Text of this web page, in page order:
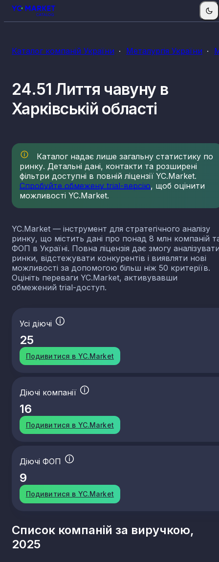
Каталог компаній України Металургія України
24.51 Лиття чавуну в
Харківській області
Каталог надає лише загальну статистику по
ринку. Детальні дані, контакти та розширені
фільтри доступні в повній ліцензії YC.Market.
Спробуйте обмежену trial-версію, щоб оцінити
можливості YC.Market.
YC.Market — інструмент для стратегічного аналізу
ринку, що містить дані про понад 8 млн компаній
ФОП в Україні. Повна ліцензія дає змогу
ринки, відстежувати конкурентів і виявляти нові
можливості за допомогою більш ніж 50 критеріїв.
Оцініть переваги YC.Market, активувавши
обмежений trial-доступ.
Усі діючі
25
Подивитися в YC.Market
Діючі компанії
16
Подивитися в YC.Market
Діючі ФОП
9
Подивитися в YC.Market
Список компаній за виручкою,
2025